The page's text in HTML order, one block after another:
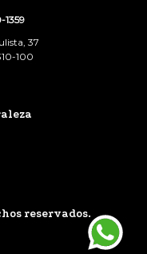
1359
37
100
reservados.